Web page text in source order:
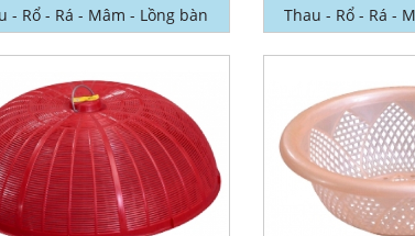
- Rổ - Rá - Mâm - Lồng bàn Thau - Rổ - Rá -